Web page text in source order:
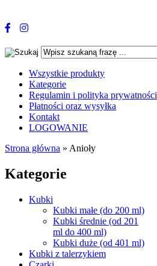
Wszystkie produkty
Kategorie
Regulamin i polityka prywatności
Płatności oraz wysyłka
Kontakt
LOGOWANIE
Strona główna » Anioły
Kategorie
Kubki
Kubki małe (do 200 ml)
Kubki średnie (od 201
ml do 400 ml)
Kubki duże (od 401 ml)
Kubki z talerzykiem